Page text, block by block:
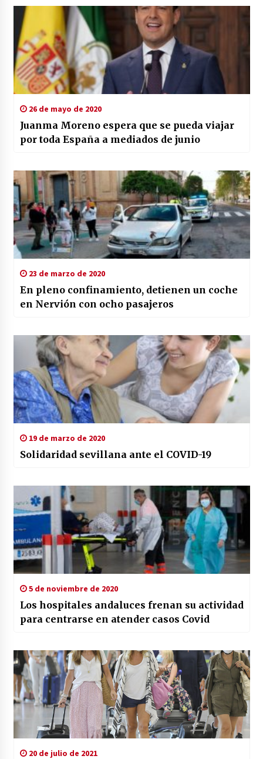
26 de mayo de 2020
Juanma Moreno espera que se pueda viajar
por toda España a mediados de junio
23 de marzo de 2020
En pleno confinamiento, detienen un coche
en Nervión con ocho pasajeros
19 de marzo de 2020
Solidaridad sevillana ante el COVID-19
5 de noviembre de 2020
Los hospitales andaluces frenan su actividad
para centrarse en atender casos Covid
20 de julio de 2021